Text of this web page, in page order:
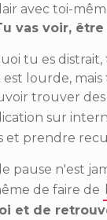
avec toi-
vas voir,
tu es distrait,
lourde, mais
trouver
sur
et prendre
pause n'est
de faire de
et de